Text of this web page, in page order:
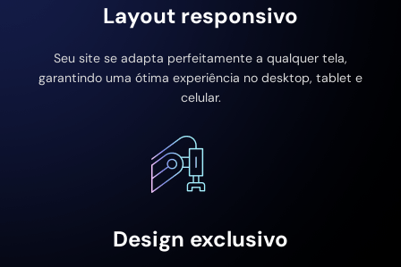
Layout responsivo
Seu site se adapta perfeitamente a qualquer tela,
garantindo uma ótima experiência no desktop, tablet e
celular.
Design exclusivo